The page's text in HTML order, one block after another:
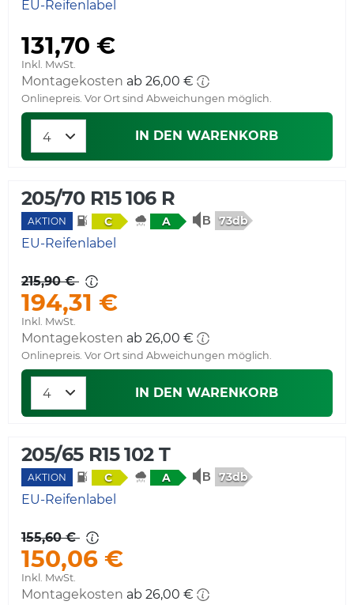
EU-Reifenlabel
131,70 €
Inkl. MwSt.
Montagekosten ab 26,00 €
Onlinepreis. Vor Ort sind Abweichungen möglich.
IN DEN WARENKORB
205/70 R15 106 R
AKTION C A 73db
EU-Reifenlabel
215,90 €
194,31 €
Inkl. MwSt.
Montagekosten ab 26,00 €
Onlinepreis. Vor Ort sind Abweichungen möglich.
IN DEN WARENKORB
205/65 R15 102 T
AKTION C A 73db
EU-Reifenlabel
155,60 €
150,06 €
Inkl. MwSt.
Montagekosten ab 26,00 €